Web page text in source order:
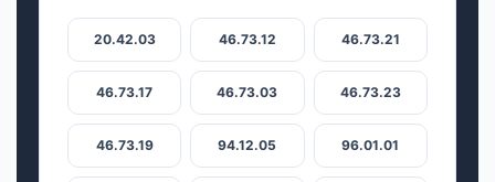
20.42.03 46.73.12 46.73.21
46.73.17 46.73.03 46.73.23
46.73.19 94.12.05 96.01.01